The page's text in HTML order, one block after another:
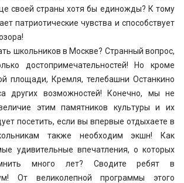
своей страны хотя бы единожды? К тому
патриотические чувства и способствует
школьников в Москве? Странный вопрос,
достопримечательностей! Но кроме
площади, Кремля, телебашни Останкино
других возможностей! Конечно, мы не
этим памятников культуры и их
посетить, если вы впервые отдыхаете в
также необходим экшн! Как
удивительные впечатления, о которых
много лет? Сводите ребят в
От великолепной программы этого